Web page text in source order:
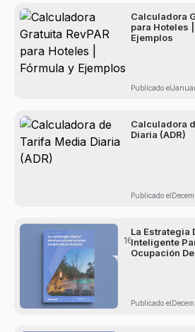
7
min
de
lectura
Calculadora
para Hoteles
Ejemplos
Publicado el
6
min
de
Calculadora
Diaria (ADR)
Publicado el
16
min
de
lectura
La Estrategia
Inteligente
Ocupación
Publicado el